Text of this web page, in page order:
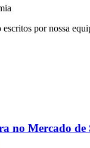
escritos por nossa
no Mercado de